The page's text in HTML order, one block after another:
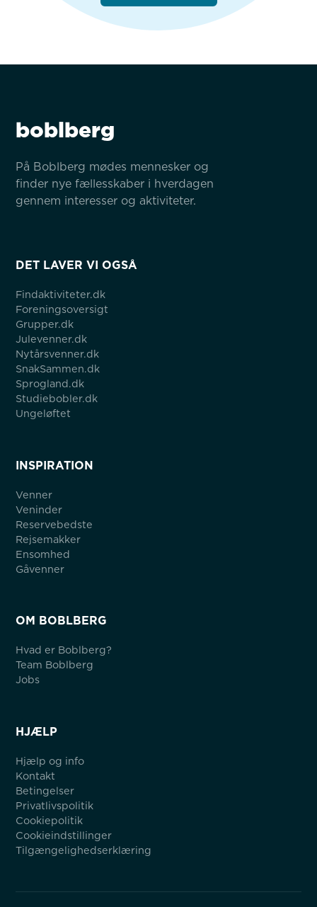
boblberg
På Boblberg mødes mennesker og
finder nye fællesskaber i hverdagen
gennem interesser og aktiviteter.
DET LAVER VI OGSÅ
Findaktiviteter.dk
Foreningsoversigt
Grupper.dk
Julevenner.dk
Nytårsvenner.dk
SnakSammen.dk
Sprogland.dk
Studiebobler.dk
Ungeløftet
INSPIRATION
Venner
Veninder
Reservebedste
Rejsemakker
Ensomhed
Gåvenner
OM BOBLBERG
Hvad er Boblberg?
Team Boblberg
Jobs
HJÆLP
Hjælp og info
Kontakt
Betingelser
Privatlivspolitik
Cookiepolitik
Cookieindstillinger
Tilgængelighedserklæring